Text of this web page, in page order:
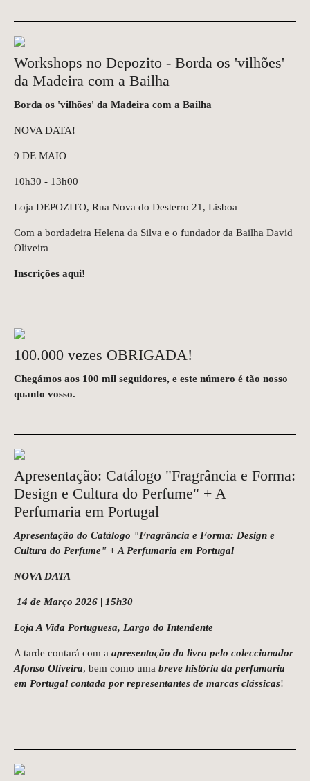
Workshops no Depozito - Borda os 'vilhões'
da Madeira com a Bailha
Borda os 'vilhões' da Madeira com a Bailha
NOVA DATA!
9 DE MAIO
10h30 - 13h00
Loja DEPOZITO, Rua Nova do Desterro 21, Lisboa
Com a bordadeira Helena da Silva e o fundador da Bailha David
Oliveira
Inscrições aqui!
100.000 vezes OBRIGADA!
Chegámos aos 100 mil seguidores, e este número é tão nosso
quanto vosso.
Apresentação: Catálogo "Fragrância e Forma:
Design e Cultura do Perfume" + A
Perfumaria em Portugal
Apresentação do Catálogo "Fragrância e Forma: Design e
Cultura do Perfume" + A Perfumaria em Portugal
NOVA DATA
14 de Março 2026 | 15h30
Loja A Vida Portuguesa, Largo do Intendente
A tarde contará com a apresentação do livro pelo coleccionador
Afonso Oliveira, bem como uma breve história da perfumaria
em Portugal contada por representantes de marcas clássicas!